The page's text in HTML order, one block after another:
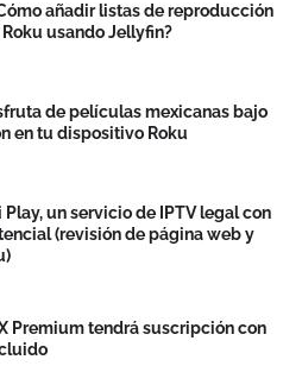
añadir listas de reproducción
Roku usando Jellyfin?
de películas mexicanas bajo
en tu dispositivo Roku
Play, un servicio de IPTV legal con
(revisión de página web y
Premium tendrá suscripción con